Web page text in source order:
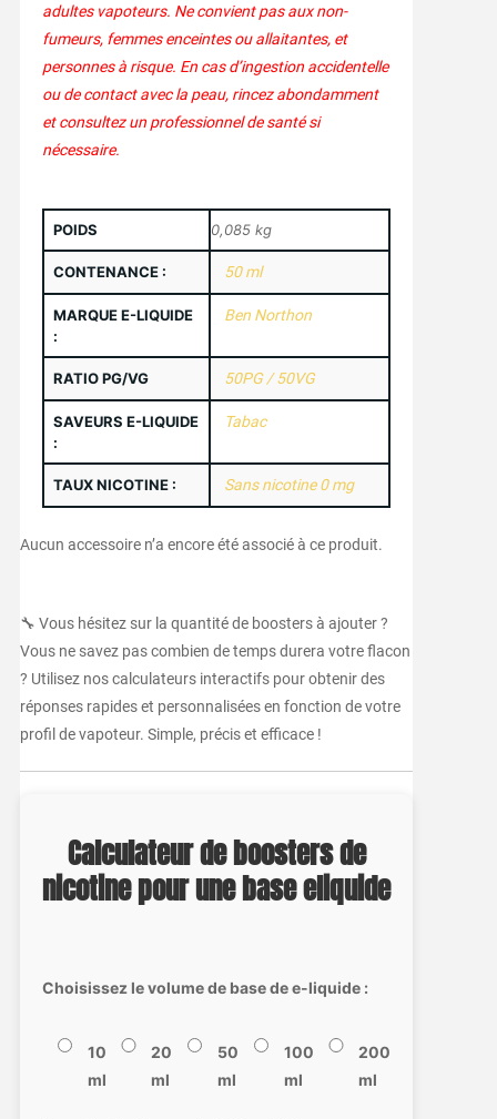
adultes vapoteurs. Ne convient pas aux non-
fumeurs, femmes enceintes ou allaitantes, et
personnes à risque. En cas d’ingestion accidentelle
ou de contact avec la peau, rincez abondamment
et consultez un professionnel de santé si
nécessaire.
POIDS 0,085 kg
CONTENANCE : 50 ml
MARQUE E-LIQUIDE
:
Ben Northon
RATIO PG/VG 50PG / 50VG
SAVEURS E-LIQUIDE
:
Tabac
TAUX NICOTINE : Sans nicotine 0 mg
Aucun accessoire n’a encore été associé à ce produit.
🔧 Vous hésitez sur la quantité de boosters à ajouter ?
Vous ne savez pas combien de temps durera votre flacon
? Utilisez nos calculateurs interactifs pour obtenir des
réponses rapides et personnalisées en fonction de votre
profil de vapoteur. Simple, précis et efficace !
Calculateur de boosters de
nicotine pour une base eliquide
Choisissez le volume de base de e-liquide :
10
ml
20
ml
50
ml
100
ml
200
ml